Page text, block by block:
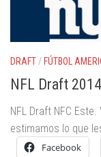
DRAFT/ FÚTBOL
NFL Draft
NFL Draft NFC
estimamos lo que
Facebook